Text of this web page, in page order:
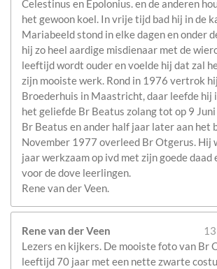
Celestinus en Epolonius. en de anderen
het gewoon koel. In vrije tijd bad hij in de
Mariabeeld stond in elke dagen en onder
hij zo heel aardige misdienaar met de
leeftijd wordt ouder en voelde hij dat zal
zijn mooiste werk. Rond in 1976 vertrok
Broederhuis in Maastricht, daar leefde hij
het geliefde Br Beatus zolang tot op 9
Br Beatus en ander half jaar later aan het
November 1977 overleed Br Otgerus. Hij
jaar werkzaam op ivd met zijn goede daad
voor de dove leerlingen.
Rene van der Veen.
Rene van der Veen
Lezers en kijkers. De mooiste foto van Br
leeftijd 70 jaar met een nette zwarte